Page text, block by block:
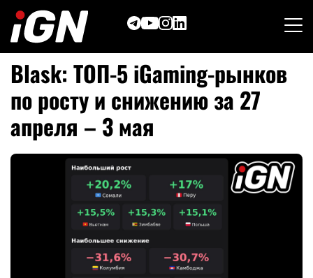
content
Blask: ТОП-5 iGaming-рынков
по росту и снижению за 27
апреля – 3 мая